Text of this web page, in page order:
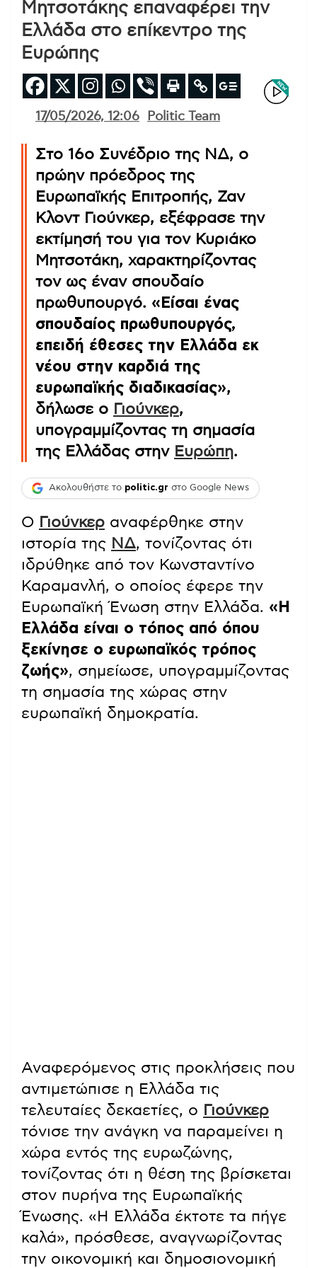
Μητσοτάκης επαναφέρει την
Ελλάδα στο επίκεντρο της
Ευρώπης
17/05/2026, 12:06 Politic Team
Στο 16ο Συνέδριο της ΝΔ, ο
πρώην πρόεδρος της
Ευρωπαϊκής Επιτροπής, Ζαν
Κλοντ Γιούνκερ, εξέφρασε την
εκτίμησή του για τον Κυριάκο
Μητσοτάκη, χαρακτηρίζοντας
τον ως έναν σπουδαίο
πρωθυπουργό. «Είσαι ένας
σπουδαίος πρωθυπουργός,
επειδή έθεσες την Ελλάδα εκ
νέου στην καρδιά της
ευρωπαϊκής διαδικασίας»,
δήλωσε ο Γιούνκερ,
υπογραμμίζοντας τη σημασία
της Ελλάδας στην Ευρώπη.
Ακολουθήστε το politic.gr στο Google News
Ο Γιούνκερ αναφέρθηκε στην
ιστορία της ΝΔ, τονίζοντας ότι
ιδρύθηκε από τον Κωνσταντίνο
Καραμανλή, ο οποίος έφερε την
Ευρωπαϊκή Ένωση στην Ελλάδα. «Η
Ελλάδα είναι ο τόπος από όπου
ξεκίνησε ο ευρωπαϊκός τρόπος
ζωής», σημείωσε, υπογραμμίζοντας
τη σημασία της χώρας στην
ευρωπαϊκή δημοκρατία.
Αναφερόμενος στις προκλήσεις που
αντιμετώπισε η Ελλάδα τις
τελευταίες δεκαετίες, ο Γιούνκερ
τόνισε την ανάγκη να παραμείνει η
χώρα εντός της ευρωζώνης,
τονίζοντας ότι η θέση της βρίσκεται
στον πυρήνα της Ευρωπαϊκής
Ένωσης. «Η Ελλάδα έκτοτε τα πήγε
καλά», πρόσθεσε, αναγνωρίζοντας
την οικονομική και δημοσιονομική